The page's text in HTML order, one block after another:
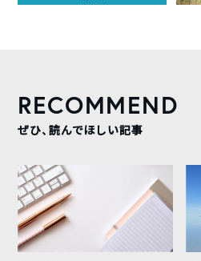
RECOMMEND
ぜひ、読んでほしい記事